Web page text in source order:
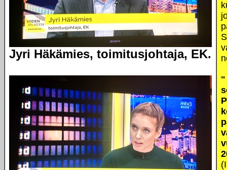
Jyri Häkämies, toimitusjohtaja, EK.
"